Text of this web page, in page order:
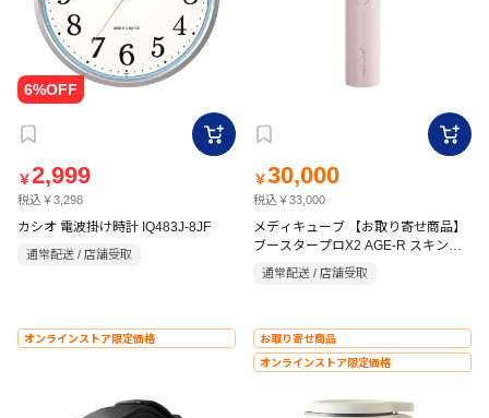
￥2,999
税込￥3,298
カシオ 電波掛け時計 IQ483J-8JF
通常配送 / 店舗受取
￥30,000
税込￥33,000
メディキューブ 【お取り寄せ商品】
ブースタープロX2 AGE-R スキンケ
ア導入美顔器 ME-BPXT-K ピンク
通常配送 / 店舗受取
オンラインストア限定価格
お取り寄せ商品
オンラインストア限定価格